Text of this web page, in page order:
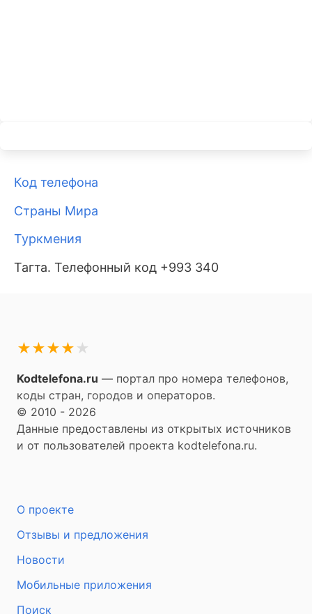
Код телефона
Страны Мира
Туркмения
Тагта. Телефонный код +993 340
★
★
★
★
★
Kodtelefona.ru — портал про номера телефонов,
коды стран, городов и операторов.
© 2010 - 2026
Данные предоставлены из открытых источников
и от пользователей проекта kodtelefona.ru.
О проекте
Отзывы и предложения
Новости
Мобильные приложения
Поиск